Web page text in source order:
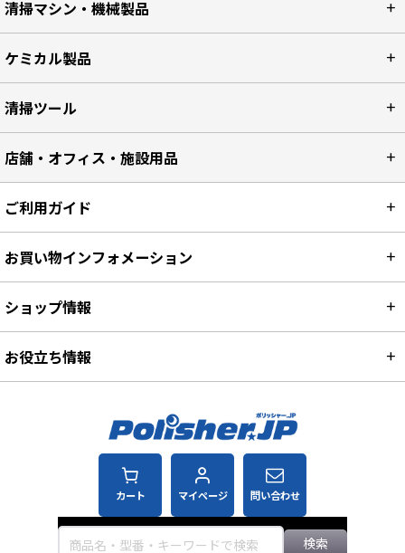
清掃マシン・機械製品
ケミカル製品
清掃ツール
店舗・オフィス・施設用品
カート マイページ 問い合わせ
検索
ご利用ガイド
お買い物インフォメーション
ショップ情報
お役立ち情報